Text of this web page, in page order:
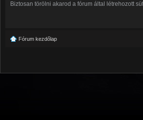
Biztosan törölni akarod a fórum által létrehozott
Fórum kezdőlap